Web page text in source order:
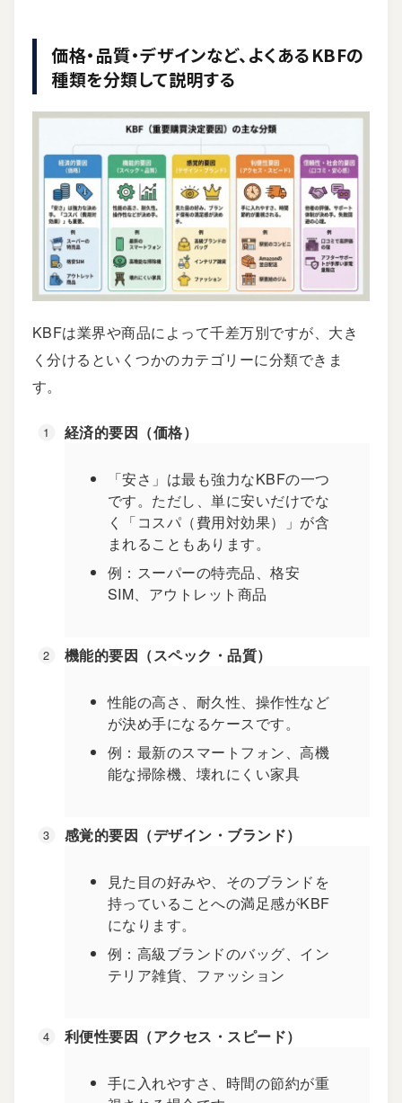
価格・品質・デザインなど、よくあるKBFの
種類を分類して説明する
KBFは業界や商品によって千差万別ですが、大き
く分けるといくつかのカテゴリーに分類できま
す。
経済的要因（価格）
「安さ」は最も強力なKBFの一つ
です。ただし、単に安いだけでな
く「コスパ（費用対効果）」が含
まれることもあります。
例：スーパーの特売品、格安
SIM、アウトレット商品
機能的要因（スペック・品質）
性能の高さ、耐久性、操作性など
が決め手になるケースです。
例：最新のスマートフォン、高機
能な掃除機、壊れにくい家具
感覚的要因（デザイン・ブランド）
見た目の好みや、そのブランドを
持っていることへの満足感がKBF
になります。
例：高級ブランドのバッグ、イン
テリア雑貨、ファッション
利便性要因（アクセス・スピード）
手に入れやすさ、時間の節約が重